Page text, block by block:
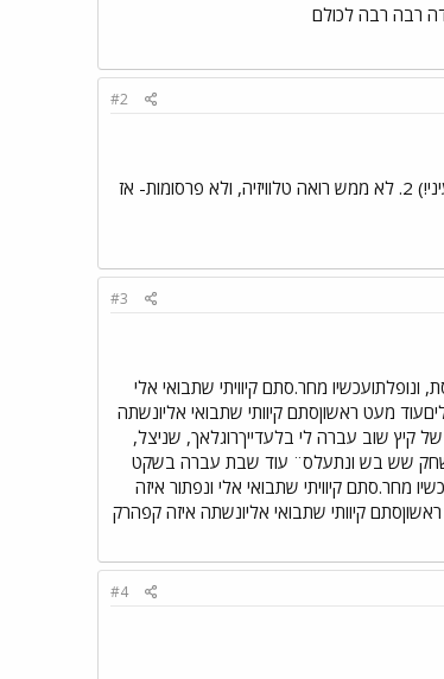
רבה רבה לכולם
#2
1. "עוד שבת" (כמו תמיד- נראה לי...) של להקת טפיקס. מילים אני זוכרת במעומעם וזה לא ממש יעזור לך (סתם שיר דפוק בעיני!) 2. לא ממש רואה טלוויזיה, ולא פרסומות- אז
#3
מחר.סתם קיוויתי שתבואי אלי
מעט ראשוןסתם קיוותי שתבואי אליונשתה
קיץ שוב עברה לי בלעדייךרוגלאך, שניצל,
נשחק שש בש ונתעלס¨ עוד שבת עברה בשקט
מחר.סתם קיוויתי שתבואי אלי ונפתור איזה
קיוותי שתבואי אליונשתה איזה קפהרק
#4